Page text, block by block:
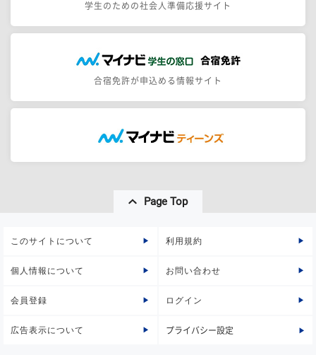
学生のための社会人準備応援サイト
合宿免許が申込める情報サイト
Page Top
このサイトについて 利用規約
個人情報について お問い合わせ
会員登録 ログイン
広告表示について プライバシー設定